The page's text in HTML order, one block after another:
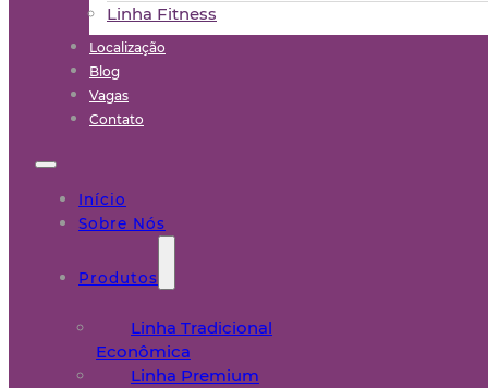
Linha Fitness
Localização
Blog
Vagas
Contato
Início
Sobre Nós
Produtos
Linha Tradicional
Econômica
Linha Premium